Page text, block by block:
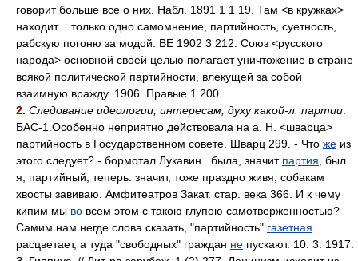
говорит больше все о них. Набл. 1891 1 1 19. Там <в кружках>
находит .. только одно самомнение, партийность, суетность,
рабскую погоню за модой. ВЕ 1902 3 212. Союз <русского
народа> основной своей целью полагает уничтожение в стране
всякой политической партийности, влекущей за собой
взаимную вражду. 1906. Правые 1 200.
2. Следование идеологии, интересам, духу какой-л. партии
БАС-1.Особенно неприятно действовала на а. Н. <шварца>
партийность в Государственном совете. Шварц 299. - Что же из
этого следует? - бормотал Лукавин.. была, значит партия , был
я, партийный, теперь. значит, тоже праздно живя, собакам
хвосты завиваю. Амфитеатров Закат. стар. века 366. И к чему
кипим мы во всем этом с такою глупою самотверженностью?
Самим нам негде слова сказать, "партийность" газетная
расцветает, а туда "свободных" граждан не пускают. 10. 3. 1917.